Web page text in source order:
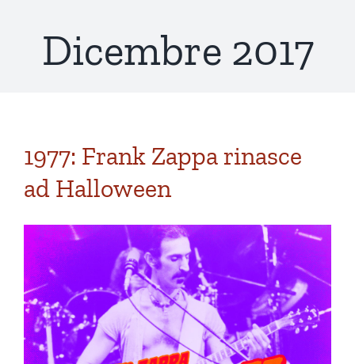
Dicembre 2017
1977: Frank Zappa rinasce
ad Halloween